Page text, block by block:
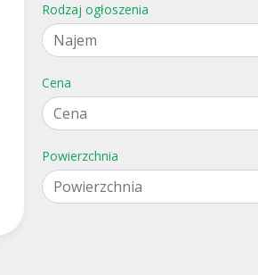
Rodzaj ogłoszenia
Cena
Powierzchnia